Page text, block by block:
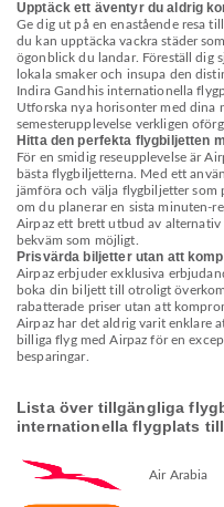
Upptäck ett äventyr du aldrig
Ge dig ut på en enastående resa
du kan upptäcka vackra städer
ögonblick du landar. Föreställ dig
lokala smaker och insupa den
Indira Gandhis internationella
Utforska nya horisonter med dina
semesterupplevelse verkligen
Hitta den perfekta flygbiljetten
För en smidig reseupplevelse är
bästa flygbiljetterna. Med ett
jämföra och välja flygbiljetter som
om du planerar en sista minuten-
Airpaz ett brett utbud av
bekväm som möjligt.
Prisvärda biljetter utan att
Airpaz erbjuder exklusiva
boka din biljett till otroligt
rabatterade priser utan att
Airpaz har det aldrig varit enklare
billiga flyg med Airpaz för en
besparingar.
Lista över tillgängliga
internationella flygplats
Air Arabia